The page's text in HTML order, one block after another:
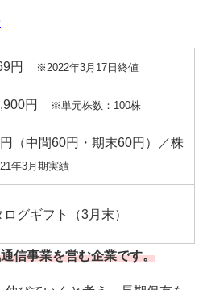
円 ※2022年3月17日終値
円 ※単元株数：100株
（中間60円・期末60円）／株
年3月期実績
ログギフト（3月末）
信事業を営む企業です。